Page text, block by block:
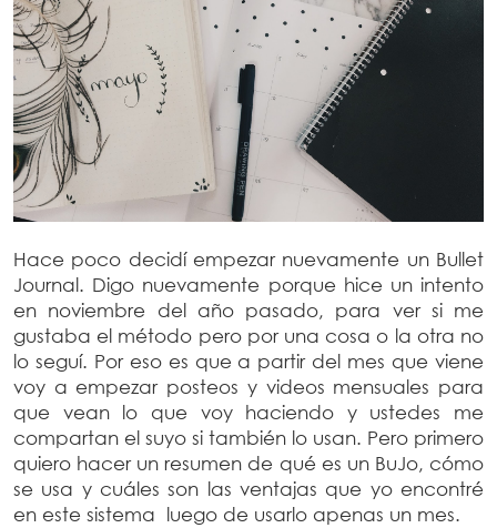
Hace poco decidí empezar nuevamente un Bullet
Journal. Digo nuevamente porque hice un intento
en noviembre del año pasado, para ver si me
gustaba el método pero por una cosa o la otra no
lo seguí. Por eso es que a partir del mes que viene
voy a empezar posteos y videos mensuales para
que vean lo que voy haciendo y ustedes me
compartan el suyo si también lo usan. Pero primero
quiero hacer un resumen de qué es un BuJo, cómo
se usa y cuáles son las ventajas que yo encontré
en este sistema luego de usarlo apenas un mes.